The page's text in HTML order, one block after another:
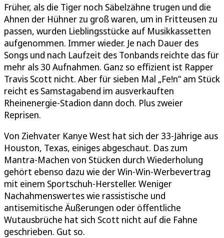
Früher, als die Tiger noch Säbelzähne trugen und die
Ahnen der Hühner zu groß waren, um in Fritteusen zu
passen, wurden Lieblingsstücke auf Musikkassetten
aufgenommen. Immer wieder. Je nach Dauer des
Songs und nach Laufzeit des Tonbands reichte das für
mehr als 30 Aufnahmen. Ganz so effizient ist Rapper
Travis Scott nicht. Aber für sieben Mal „Fe!n“ am Stück
reicht es Samstagabend im ausverkauften
Rheinenergie-Stadion dann doch. Plus zweier
Reprisen.
Von Ziehvater Kanye West hat sich der 33-Jährige aus
Houston, Texas, einiges abgeschaut. Das zum
Mantra-Machen von Stücken durch Wiederholung
gehört ebenso dazu wie der Win-Win-Werbevertrag
mit einem Sportschuh-Hersteller. Weniger
Nachahmenswertes wie rassistische und
antisemitische Äußerungen oder öffentliche
Wutausbrüche hat sich Scott nicht auf die Fahne
geschrieben. Gut so.